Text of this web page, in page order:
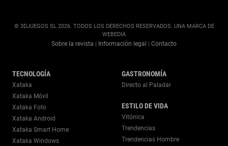
© 3DJUEGOS SL 2026. TODOS LOS DERECHOS RESERVADOS. UNA MARCA DE
WEBEDIA
Sobre la revista | Información legal | Contacto
TECNOLOGÍA
Xataka
Xataka Móvil
Xataka Foto
Xataka Android
Xataka Smart Home
Xataka Windows
GASTRONOMÍA
Directo al Paladar
ESTILO DE VIDA
Vitónica
Trendencias
Trendencias Hombre